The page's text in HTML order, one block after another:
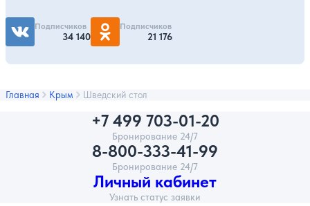
Подписчиков
34 140
Подписчиков
21 176
Главная Крым Шведский стол
+7 499 703-01-20
Бронирование 24/7
8-800-333-41-99
Бронирование 24/7
Личный кабинет
Узнать статус заявки